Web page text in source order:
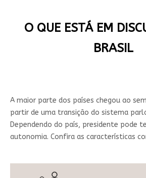
O QUE ESTÁ EM
BRASIL
A maior parte dos países chegou ao
partir de uma transição do sistema
Dependendo do país, presidente pode
autonomia. Confira as características